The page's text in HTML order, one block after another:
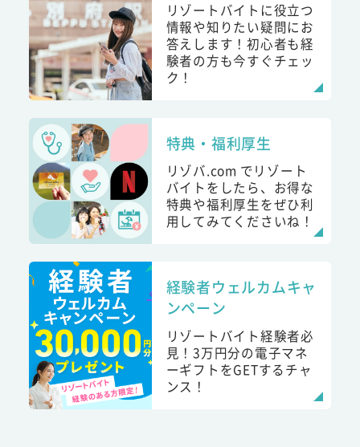
リゾートバイトに役立つ
情報や知りたい疑問にお
答えします！初心者も経
験者の方も今すぐチェッ
ク！
特典・福利厚生
リゾバ.com でリゾート
バイトをしたら、お得な
特典や福利厚生をぜひ利
用してみてくださいね！
経験者ウェルカムキャ
ンペーン
リゾートバイト経験者必
見！3万円分の電子マネ
ーギフトをGETするチャ
ンス！